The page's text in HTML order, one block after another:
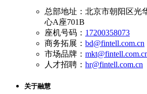
总部地址：北京市朝阳区光
心A座701B
座机号码： 17200358073
商务拓展： bd@fintell.com.cn
市场品牌：
人才招聘： hr@fintell.com.cn
关于融慧